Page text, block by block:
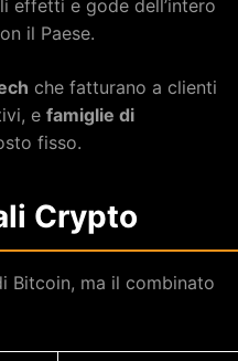
effetti e gode dell’intero
il Paese.
che fatturano a clienti
e famiglie di
fisso.
Crypto
Bitcoin, ma il combinato